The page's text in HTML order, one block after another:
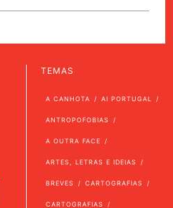
TEMAS
A CANHOTA AI PORTUGAL
ANTROPOFOBIAS
A OUTRA FACE
ARTES, LETRAS E IDEIAS
BREVES CARTOGRAFIAS
CARTOGRAFIAS